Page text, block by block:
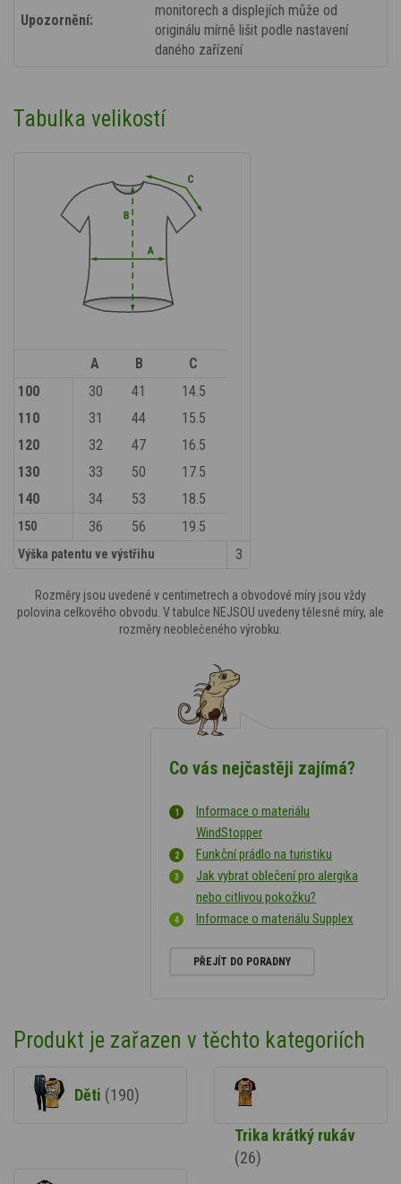
Upozornění:
monitorech a displejích může od
originálu mírně lišit podle nastavení
daného zařízení
Tabulka velikostí
A B
C
100
30 41
14.5
110
31 44
15.5
120
32 47
16.5
130
33 50
17.5
140
34 53 18.5
150 36 56 19.5
Výška patentu ve výstřihu 3
Rozměry jsou uvedené v centimetrech a obvodové míry jsou vždy
polovina celkového obvodu. V tabulce NEJSOU uvedeny tělesné míry, ale
rozměry neoblečeného výrobku.
Co vás nejčastěji zajímá?
Informace o materiálu
WindStopper
Funkční prádlo na turistiku
Jak vybrat oblečení pro alergika
nebo citlivou pokožku?
Informace o materiálu Supplex
PŘEJÍT DO PORADNY
Produkt je zařazen v těchto kategoriích
Děti (190)
Trika krátký rukáv
(26)